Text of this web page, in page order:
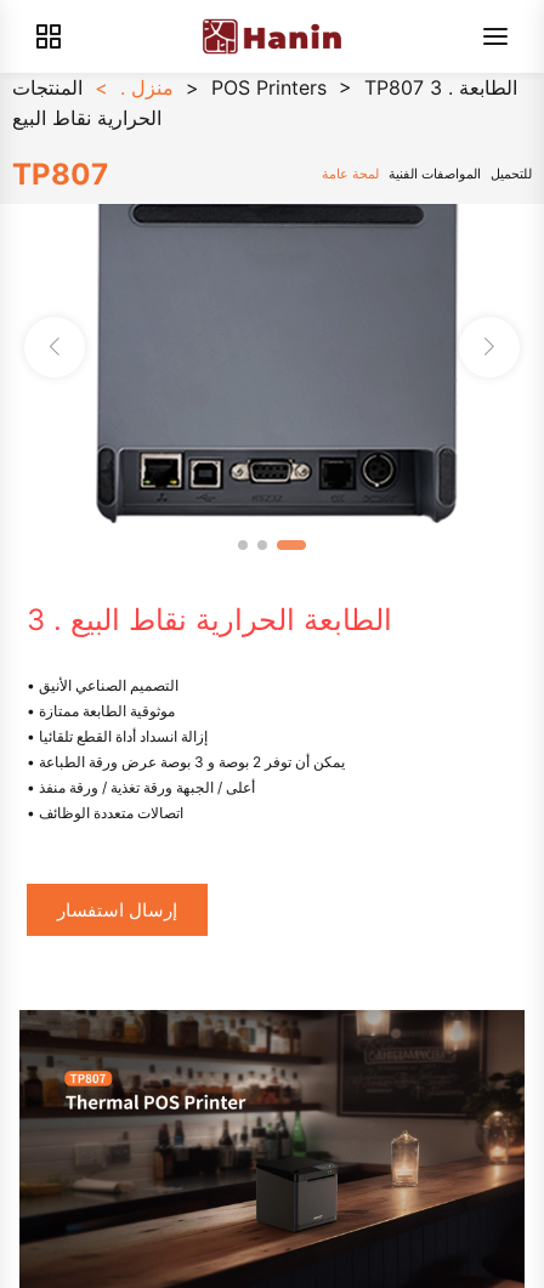
منزل . > المنتجات > POS Printers > TP807 3 . الطابعة
الحرارية نقاط البيع
TP807 لمحة عامة المواصفات الفنية للتحميل
3 . الطابعة الحرارية نقاط البيع
• التصميم الصناعي الأنيق
• موثوقية الطابعة ممتازة
• إزالة انسداد أداة القطع تلقائيا
• يمكن أن توفر 2 بوصة و 3 بوصة عرض ورقة الطباعة
• أعلى / الجبهة ورقة تغذية / ورقة منفذ
• اتصالات متعددة الوظائف
إرسال استفسار